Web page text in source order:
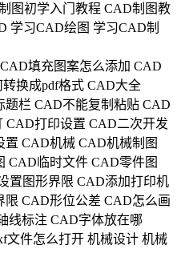
图初学入门教程 CAD制图教
学习CAD绘图 学习CAD制
CAD填充图案怎么添加 CAD
换成pdf格式 CAD大全
题栏 CAD不能复制粘贴 CAD
CAD打印设置 CAD二次开发
置 CAD机械 CAD机械制图
CAD临时文件 CAD零件图
置图形界限 CAD添加打印机
限 CAD形位公差 CAD怎么画
线标注 CAD字体放在哪
文件怎么打开 机械设计 机械